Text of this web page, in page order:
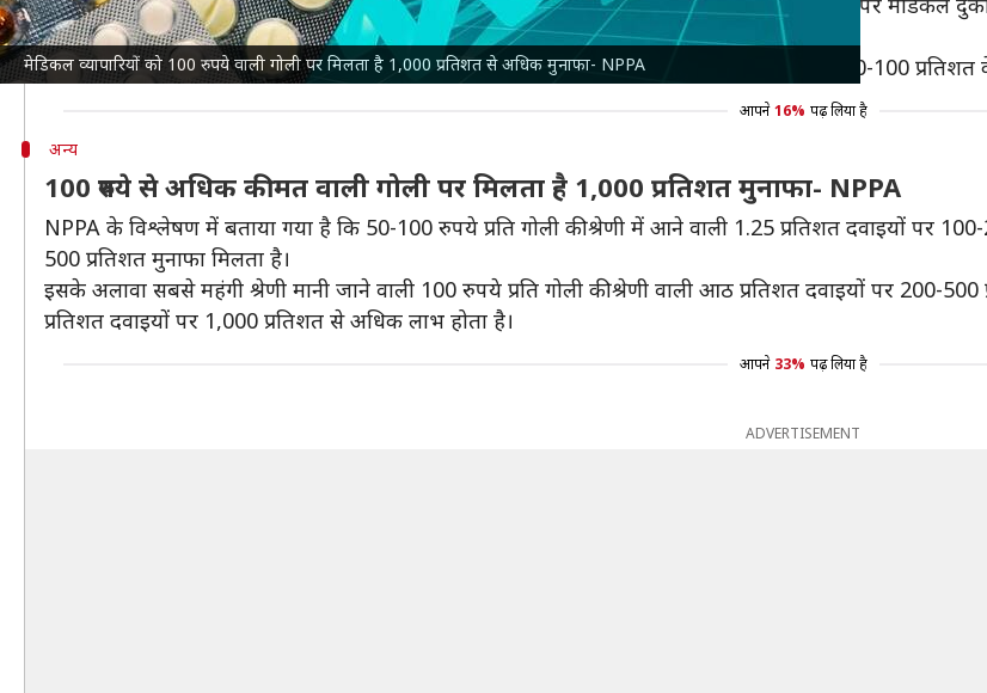
मेडिकल व्यापारियों को 100 रुपये वाली गोली पर मिलता है 1,000 प्रतिशत से अधिक मुनाफा- NPPA
इसी तरह गोली की कीमत के 15 से 25 रुपये के बीच में होने पर मुनाफा 40 प्रतिशत से अधिक होता है।
इसके अलावा 50-100 रुपये प्रति गोली की श्रेणी में आने वाली 2.97 प्रतिशत दवाइयों पर व्यापारियों को 50-100
आपने 16% पढ़ लिया है
अन्य
100 रुपये से अधिक कीमत वाली गोली पर मिलता है 1,000 प्रतिशत मुनाफा- NPPA
NPPA के विश्लेषण में बताया गया है कि 50-100 रुपये प्रति गोली की श्रेणी में आने वाली 1.25 प्रतिशत दवाइयों पर
500 प्रतिशत मुनाफा मिलता है।
इसके अलावा सबसे महंगी श्रेणी मानी जाने वाली 100 रुपये प्रति गोली की श्रेणी वाली आठ प्रतिशत दवाइयों पर 200-
प्रतिशत दवाइयों पर 1,000 प्रतिशत से अधिक लाभ होता है।
आपने 33% पढ़ लिया है
ADVERTISEMENT